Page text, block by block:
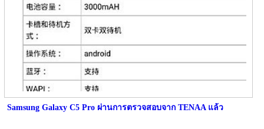
Samsung Galaxy C5 Pro ผ่านการตรวจสอบจาก TENAA แล้ว